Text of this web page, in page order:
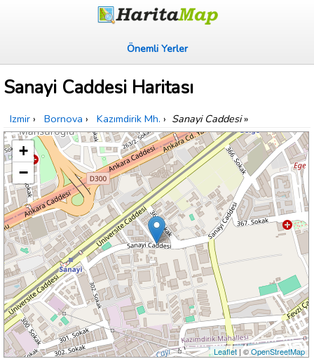
Önemli Yerler
Sanayi Caddesi Haritası
Izmir › Bornova › Kazımdirik Mh. › Sanayi Caddesi»
+
−
Leaflet| ©OpenStreetMap